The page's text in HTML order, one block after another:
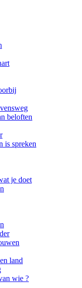
beloften
is spreken
je doet
land
wie ?